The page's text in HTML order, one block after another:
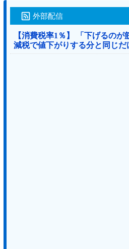
外部配信
【消費税率1％】 「下げるの
減税で値下がりする分と同じ
価格を変えない店も